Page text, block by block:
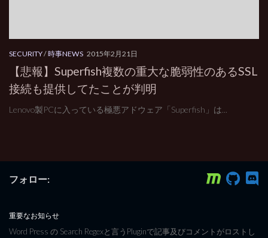
SECURITY/時事NEWS 2015年2月21日
【悲報】Superfish複数の重大な脆弱性のあるSSL
接続も提供してたことが判明
Lenovo製PCに入っている極悪アドウェア「Superfish」は...
フォロー:
重要なお知らせ
Word Press の Search Regexと言うPluginで記事及びコメントがロストし